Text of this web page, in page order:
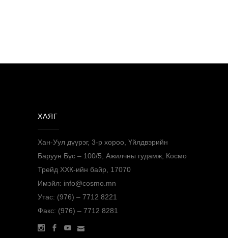
ХАЯГ
Хан-Уул дүүрэг, 3-р хороо, Үйлдвэрийн
Баруун Бүс – 100/5, Ажилчны гудамж, Космо
Трейд ХХК-ийн байр, 17070
Имэйл: info@cosmo.mn
Утас: (976) – 7712 8221
Факс: (976) – 7712 8281